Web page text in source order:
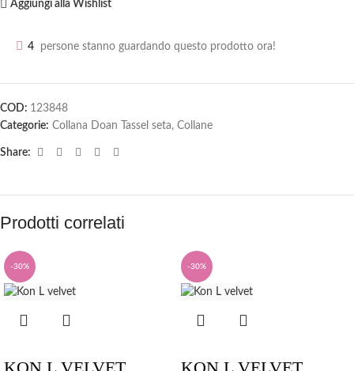
Aggiungi alla Wishlist
4 persone stanno guardando questo prodotto ora!
COD: 123848
Categorie: Collana Doan Tassel seta, Collane
Share:
Prodotti correlati
-30% -30%